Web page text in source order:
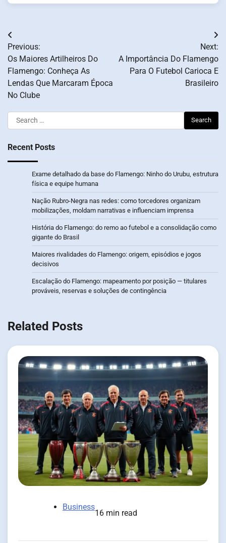
Post
navigation
Previous:
Os Maiores Artilheiros Do
Flamengo: Conheça As
Lendas Que Marcaram Época
No Clube
Next:
A Importância Do Flamengo
Para O Futebol Carioca E
Brasileiro
Search
for:
Recent Posts
Exame detalhado da base do Flamengo: Ninho do Urubu, estrutura
física e equipe humana
Nação Rubro-Negra nas redes: como torcedores organizam
mobilizações, moldam narrativas e influenciam imprensa
História do Flamengo: do remo ao futebol e a consolidação como
gigante do Brasil
Maiores rivalidades do Flamengo: origem, episódios e jogos
decisivos
Escalação do Flamengo: mapeamento por posição — titulares
prováveis, reservas e soluções de contingência
Related Posts
Business
16 min read